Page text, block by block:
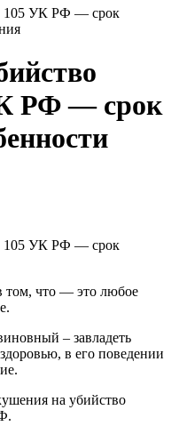
105 УК РФ — срок
РФ — срок
105 УК РФ — срок
том, что — это любое
– завладеть
в его поведении
на убийство